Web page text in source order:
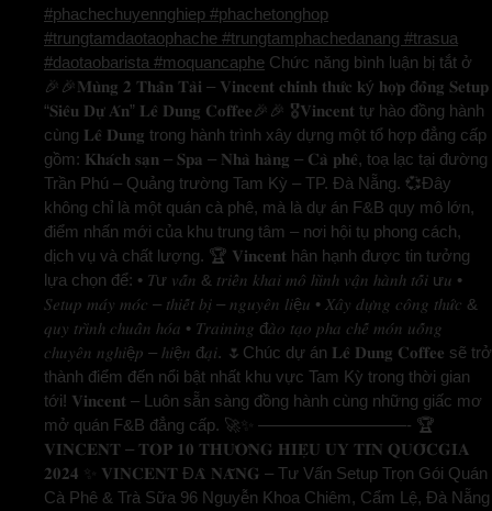
#phachechuyennghiep #phachetonghop
#trungtamdaotaophache #trungtamphachedanang #trasua
#daotaobarista #moquancaphe Chức năng bình luận bị tắt ở
🎉🎉𝐌𝐮̀𝐧𝐠 𝟐 𝐓𝐡𝐚̂̀𝐧 𝐓𝐚̀𝐢 – 𝐕𝐢𝐧𝐜𝐞𝐧𝐭 𝐜𝐡𝐢́𝐧𝐡 𝐭𝐡𝐮̛́𝐜 𝐤ý 𝐡𝐨̛̣𝐩 đ𝐨̂̀𝐧𝐠 𝐒𝐞𝐭𝐮𝐩
“𝐒𝐢𝐞̂𝐮 𝐃𝐮̛̣ 𝐀́𝐧” 𝐋𝐞̂ 𝐃𝐮𝐧𝐠 𝐂𝐨𝐟𝐟𝐞𝐞🎉🎉 🎖️𝐕𝐢𝐧𝐜𝐞𝐧𝐭 tự hào đồng hành
cùng 𝐋𝐞̂ 𝐃𝐮𝐧𝐠 trong hành trình xây dựng một tổ hợp đẳng cấp
gồm: 𝐊𝐡𝐚́𝐜𝐡 𝐬𝐚̣𝐧 – 𝐒𝐩𝐚 – 𝐍𝐡𝐚̀ 𝐡𝐚̀𝐧𝐠 – 𝐂𝐚̀ 𝐩𝐡𝐞̂, toạ lạc tại đường
Trần Phú – Quảng trường Tam Kỳ – TP. Đà Nẵng. 💞Đây
không chỉ là một quán cà phê, mà là dự án F&B quy mô lớn,
điểm nhấn mới của khu trung tâm – nơi hội tụ phong cách,
dịch vụ và chất lượng. 🏆 𝐕𝐢𝐧𝐜𝐞𝐧𝐭 hân hạnh được tin tưởng
lựa chọn để: • 𝑇ư 𝑣𝑎̂́𝑛 & 𝑡𝑟𝑖𝑒̂̉𝑛 𝑘ℎ𝑎𝑖 𝑚𝑜̂ ℎ𝑖̀𝑛ℎ 𝑣𝑎̣̂𝑛 ℎ𝑎̀𝑛ℎ 𝑡𝑜̂́𝑖 ư𝑢 •
𝑆𝑒𝑡𝑢𝑝 𝑚𝑎́𝑦 𝑚𝑜́𝑐 – 𝑡ℎ𝑖𝑒̂́𝑡 𝑏𝑖̣ – 𝑛𝑔𝑢𝑦𝑒̂𝑛 𝑙𝑖ệ𝑢 • 𝑋𝑎̂𝑦 𝑑𝑢̛̣𝑛𝑔 𝑐𝑜̂𝑛𝑔 𝑡ℎ𝑢̛́𝑐 &
𝑞𝑢𝑦 𝑡𝑟𝑖̀𝑛ℎ 𝑐ℎ𝑢𝑎̂̉𝑛 ℎ𝑜́𝑎 • 𝑇𝑟𝑎𝑖𝑛𝑖𝑛𝑔 đ𝑎̀𝑜 𝑡𝑎̣𝑜 𝑝ℎ𝑎 𝑐ℎ𝑒̂́ 𝑚𝑜́𝑛 𝑢𝑜̂́𝑛𝑔
𝑐ℎ𝑢𝑦𝑒̂𝑛 𝑛𝑔ℎ𝑖ệ𝑝 – ℎ𝑖ệ𝑛 đ𝑎̣𝑖. 🌷Chúc dự án 𝐋𝐞̂ 𝐃𝐮𝐧𝐠 𝐂𝐨𝐟𝐟𝐞𝐞 sẽ trở
thành điểm đến nổi bật nhất khu vực Tam Kỳ trong thời gian
tới! 𝐕𝐢𝐧𝐜𝐞𝐧𝐭 – Luôn sẵn sàng đồng hành cùng những giấc mơ
mở quán F&B đẳng cấp. 🚀✨ —————————- 🏆
𝐕𝐈𝐍𝐂𝐄𝐍𝐓 – 𝐓𝐎𝐏 𝟏𝟎 𝐓𝐇𝐔̛𝐎̛𝐍𝐆 𝐇𝐈𝐄̣̂𝐔 𝐔𝐘 𝐓𝐈́𝐍 𝐐𝐔𝐎̂́𝐂𝐆𝐈𝐀
𝟐𝟎𝟐𝟒 ✨ 𝐕𝐈𝐍𝐂𝐄𝐍𝐓 Đ𝐀̀ 𝐍𝐀̆̃𝐍𝐆 – Tư Vấn Setup Trọn Gói Quán
Cà Phê & Trà Sữa 96 Nguyễn Khoa Chiêm, Cẩm Lệ, Đà Nẵng